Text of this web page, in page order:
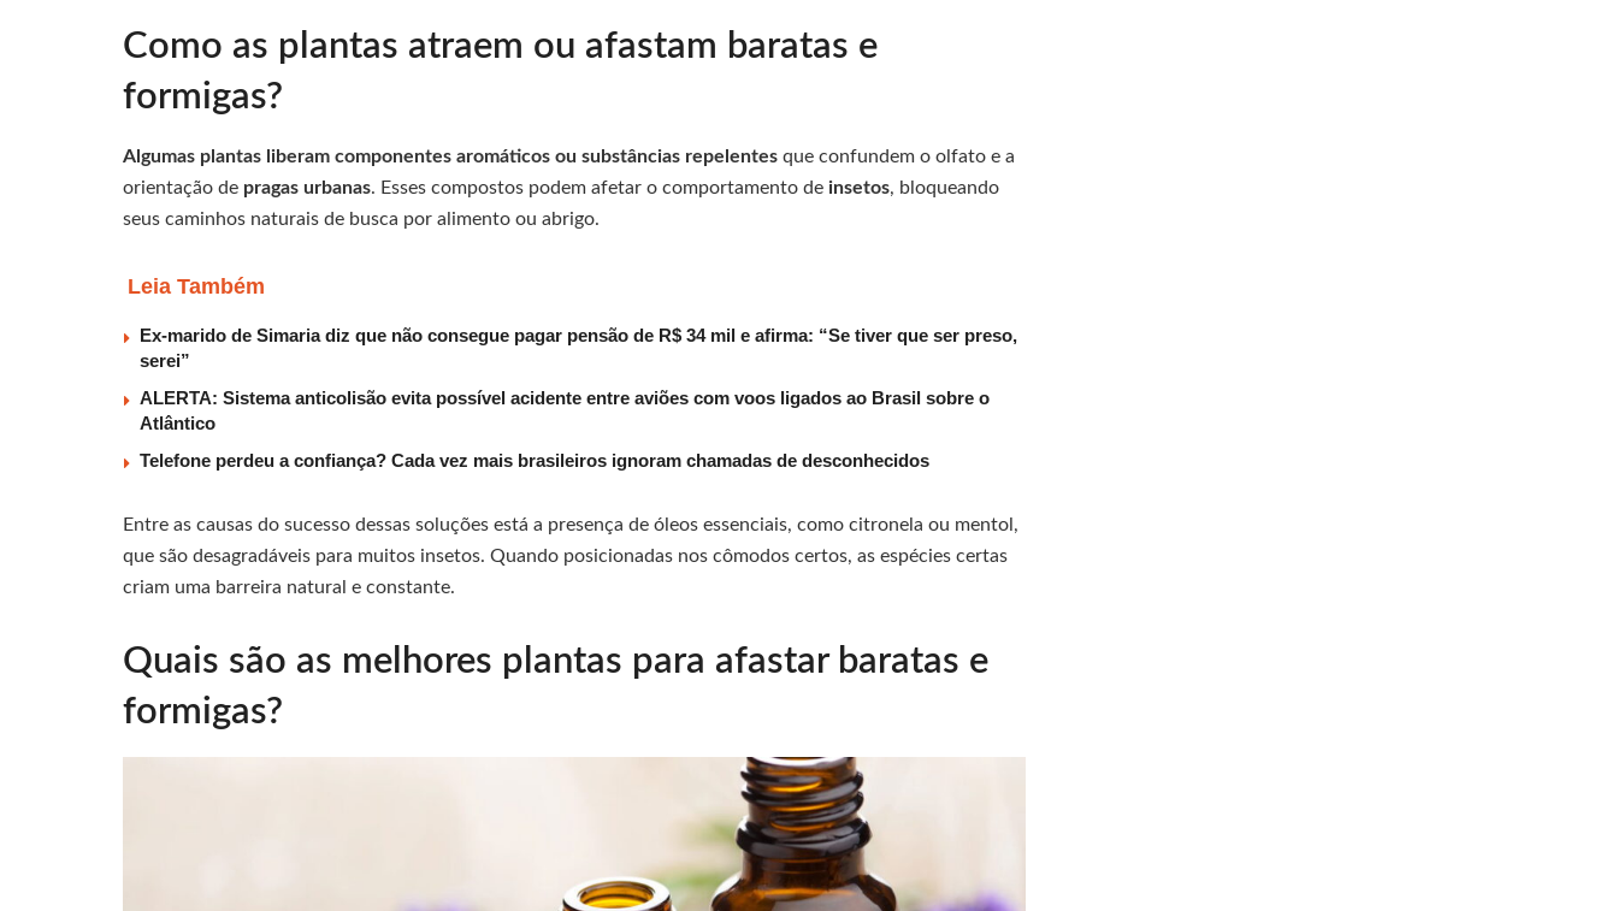
Como as plantas atraem ou afastam baratas e
formigas?
Algumas plantas liberam componentes aromáticos ou substâncias repelentes que confundem o olfato e a
orientação de pragas urbanas. Esses compostos podem afetar o comportamento de insetos, bloqueando
seus caminhos naturais de busca por alimento ou abrigo.
Leia Também
Ex-marido de Simaria diz que não consegue pagar pensão de R$ 34 mil e afirma: “Se tiver que ser preso,
serei”
ALERTA: Sistema anticolisão evita possível acidente entre aviões com voos ligados ao Brasil sobre o
Atlântico
Telefone perdeu a confiança? Cada vez mais brasileiros ignoram chamadas de desconhecidos
Entre as causas do sucesso dessas soluções está a presença de óleos essenciais, como citronela ou mentol,
que são desagradáveis para muitos insetos. Quando posicionadas nos cômodos certos, as espécies certas
criam uma barreira natural e constante.
Quais são as melhores plantas para afastar baratas e
formigas?